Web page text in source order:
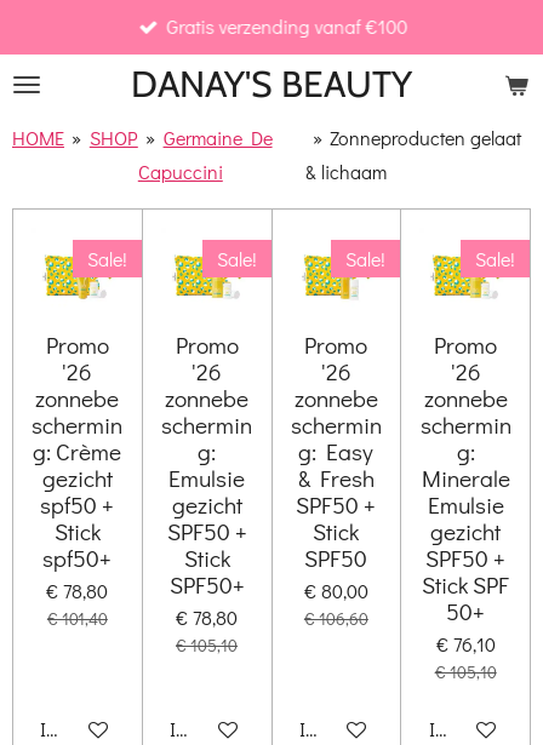
direct
naar
de
DANAY'S BEAUTY
Gratis verzending vanaf €100
HOME » SHOP » Germaine De
Capuccini
» Zonneproducten gelaat
& lichaam
Sale!
Promo
'26
zonnebe
schermin
g: Crème
gezicht
spf50 +
Stick
spf50+
€ 78,80
€ 101,40
In winkelwagen
Sale!
Promo
'26
zonnebe
schermin
g:
Emulsie
gezicht
SPF50 +
Stick
SPF50+
€ 78,80
€ 105,10
In winkelwagen
Sale!
Promo
'26
zonnebe
schermin
g: Easy
& Fresh
SPF50 +
Stick
SPF50
€ 80,00
€ 106,60
In winkelwagen
Sale!
Promo
'26
zonnebe
schermin
g:
Minerale
Emulsie
gezicht
SPF50 +
Stick SPF
50+
€ 76,10
€ 105,10
In